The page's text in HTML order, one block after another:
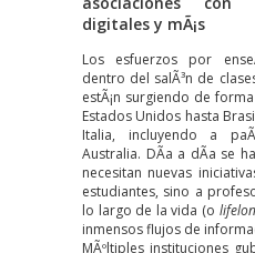
digitales y mÃ¡s
Los esfuerzos por
dentro del salÃ³n de
estÃ¡n surgiendo de
Estados Unidos hasta
Italia, incluyendo a
Australia. DÃ­a a dÃ­a se
necesitan nuevas
estudiantes, sino a
lo largo de la vida (o
inmensos flujos de
MÃºltiples instituciones